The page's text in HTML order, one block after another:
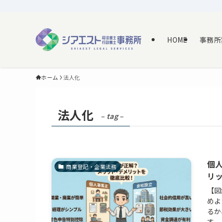
HOME 事務
ホーム 法人化
法人化 – tag –
商業登記・企業法務
個
リ
【
め
る